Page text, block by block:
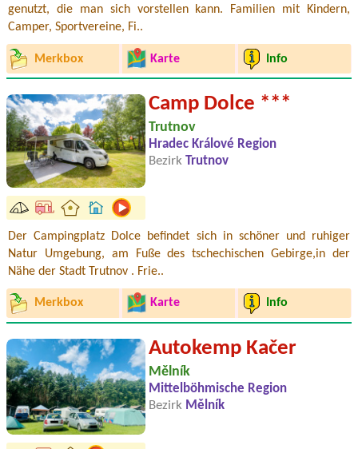
genutzt, die man sich vorstellen kann. Familien mit Kindern,
Camper, Sportvereine, Fi..
Merkbox Karte Info
Camp Dolce ***
Trutnov
Hradec Králové Region
Bezirk
Trutnov
Der Campingplatz Dolce befindet sich in schöner und ruhiger
Natur Umgebung, am Fuße des tschechischen Gebirge,in der
Nähe der Stadt Trutnov . Frie..
Merkbox Karte Info
Autokemp Kačer
Mělník
Mittelböhmische Region
Bezirk Mělník